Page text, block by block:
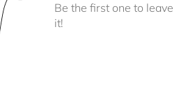
Be the first one to leave
it!